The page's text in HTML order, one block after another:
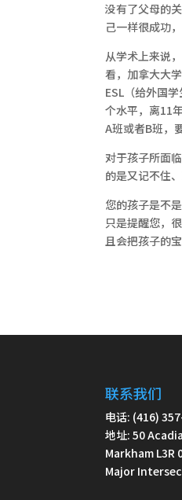
没有了父母的
己一样很成功
从学术上来说
看，加拿大大
ESL（给外国
个水平，离11
A班或者B班，
对于孩子所面
的是又记不住
您的孩子是不
只是提醒您，
且会把孩子的
联系我们
电话: (416)
地址: 50
Markham L3R
Major